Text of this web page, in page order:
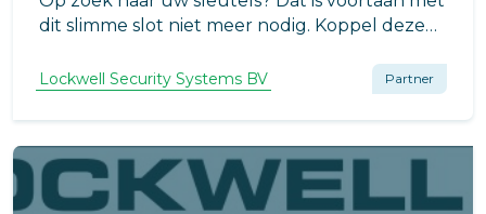
dit slimme slot niet meer nodig. Koppel deze
en ontgrendel deuren/kasten met een
eenvoudig ‘tikje’ op uw smartphone of
smartwatch.
Lockwell Security Systems BV Partner